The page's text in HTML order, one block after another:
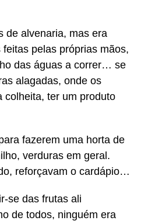
de alvenaria, mas era
pelas próprias mãos,
das águas a correr… se
alagadas, onde os
colheita, ter um produto
fazerem uma horta de
verduras em geral.
reforçavam o cardápio…
se das frutas ali
de todos, ninguém era